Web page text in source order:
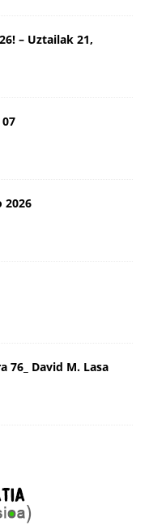
– Uztailak 21,
2026
76_ David M. Lasa